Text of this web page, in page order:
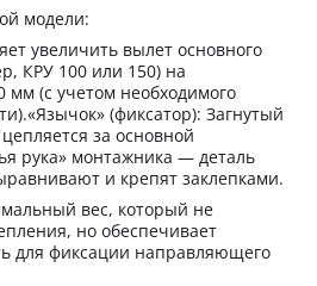
модели:
увеличить вылет основного
КРУ 100 или 150) на
мм (с учетом необходимого
(фиксатор): Загнутый
за основной
рука» монтажника — деталь
и крепят заклепками.
вес, который не
но обеспечивает
для фиксации направляющего